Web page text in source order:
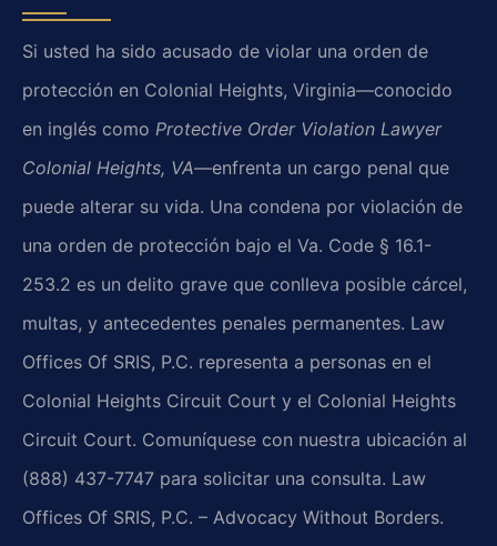
Si usted ha sido acusado de violar una orden de
protección en Colonial Heights, Virginia—conocido
en inglés como Protective Order Violation Lawyer
Colonial Heights, VA—enfrenta un cargo penal que
puede alterar su vida. Una condena por violación de
una orden de protección bajo el Va. Code § 16.1-
253.2 es un delito grave que conlleva posible cárcel,
multas, y antecedentes penales permanentes. Law
Offices Of SRIS, P.C. representa a personas en el
Colonial Heights Circuit Court y el Colonial Heights
Circuit Court. Comuníquese con nuestra ubicación al
(888) 437-7747 para solicitar una consulta. Law
Offices Of SRIS, P.C. – Advocacy Without Borders.